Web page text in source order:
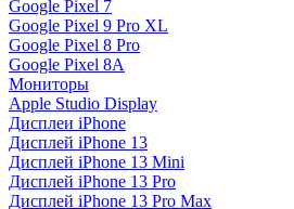
Google Pixel 7
Google Pixel 9 Pro XL
Google Pixel 8 Pro
Google Pixel 8A
Мониторы
Apple Studio Display
Дисплеи iPhone
Дисплей iPhone 13
Дисплей iPhone 13 Mini
Дисплей iPhone 13 Pro
Дисплей iPhone 13 Pro Max